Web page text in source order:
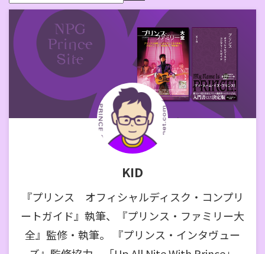
KID
『プリンス オフィシャルディスク・コンプリ
ートガイド』執筆、『プリンス・ファミリー大
全』監修・執筆。 『プリンス・インタヴュー